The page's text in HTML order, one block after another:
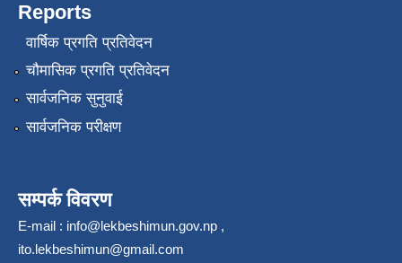
Reports
वार्षिक प्रगति प्रतिवेदन
चौमासिक प्रगति प्रतिवेदन
सार्वजनिक सुनुवाई
सार्वजनिक परीक्षण
सम्पर्क विवरण
E-mail : info@lekbeshimun.gov.np ,
ito.lekbeshimun@gmail.com